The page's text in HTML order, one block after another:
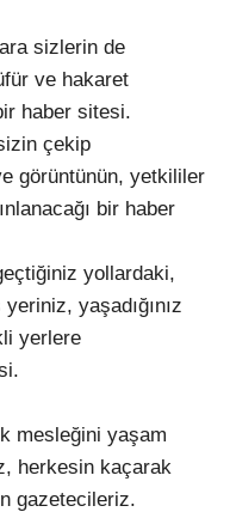
sizlerin de
ve hakaret
haber sitesi.
çekip
görüntünün, yetkililer
bir haber
yollardaki,
yaşadığınız
yerlere
mesleğini yaşam
herkesin kaçarak
gazetecileriz.